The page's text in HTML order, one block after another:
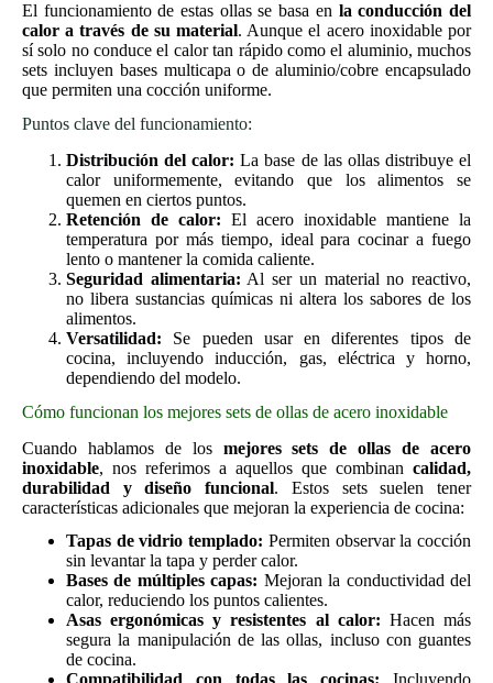
El funcionamiento de estas ollas se basa en la conducción del
calor a través de su material. Aunque el acero inoxidable por
sí solo no conduce el calor tan rápido como el aluminio, muchos
sets incluyen bases multicapa o de aluminio/cobre encapsulado
que permiten una cocción uniforme.
Puntos clave del funcionamiento:
Distribución del calor: La base de las ollas distribuye el
calor uniformemente, evitando que los alimentos se
quemen en ciertos puntos.
Retención de calor: El acero inoxidable mantiene la
temperatura por más tiempo, ideal para cocinar a fuego
lento o mantener la comida caliente.
Seguridad alimentaria: Al ser un material no reactivo,
no libera sustancias químicas ni altera los sabores de los
alimentos.
Versatilidad: Se pueden usar en diferentes tipos de
cocina, incluyendo inducción, gas, eléctrica y horno,
dependiendo del modelo.
Cómo funcionan los mejores sets de ollas de acero inoxidable
Cuando hablamos de los mejores sets de ollas de acero
inoxidable, nos referimos a aquellos que combinan calidad,
durabilidad y diseño funcional. Estos sets suelen tener
características adicionales que mejoran la experiencia de cocina:
Tapas de vidrio templado: Permiten observar la cocción
sin levantar la tapa y perder calor.
Bases de múltiples capas: Mejoran la conductividad del
calor, reduciendo los puntos calientes.
Asas ergonómicas y resistentes al calor: Hacen más
segura la manipulación de las ollas, incluso con guantes
de cocina.